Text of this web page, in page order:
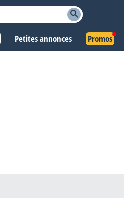
Petites annonces Promos